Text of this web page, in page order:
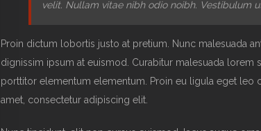
velit. Nullam vitae nibh odio noibh. Vestibulum
Proin dictum lobortis justo at pretium. Nunc malesuada
dignissim ipsum at euismod. Curabitur malesuada
porttitor elementum elementum. Proin eu ligula eget
amet, consectetur adipiscing elit.